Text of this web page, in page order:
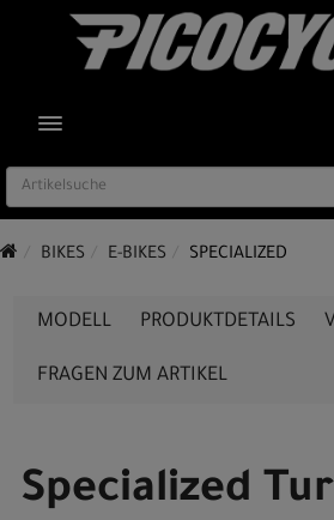
TOGGLE NAVIGATION
BIKES E-BIKES SPECIALIZED
MODELL PRODUKTDETAILS
FRAGEN ZUM ARTIKEL
Specialized